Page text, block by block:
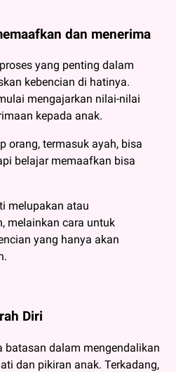
dan menerima
yang penting dalam
kebencian di hatinya.
mengajarkan nilai-nilai
kepada anak.
orang, termasuk ayah, bisa
belajar memaafkan bisa
melupakan atau
melainkan cara untuk
yang hanya akan
Diri
batasan dalam mengendalikan
dan pikiran anak. Terkadang,